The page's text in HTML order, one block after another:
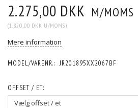
2.275,00 DKK M/MOMS
(1.820,00 DKK U/MOMS)
Mere information
MODEL/VARENR.: JR201895XX2067BF
OFFSET / ET: